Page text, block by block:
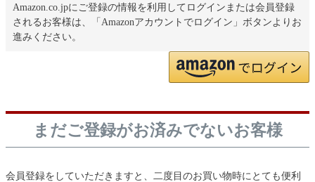
Amazon.co.jpにご登録の情報を利用してログインまたは会員登録
されるお客様は、「Amazonアカウントでログイン」ボタンよりお
進みください。
まだご登録がお済みでないお客様
会員登録をしていただきますと、二度目のお買い物時にとても便利